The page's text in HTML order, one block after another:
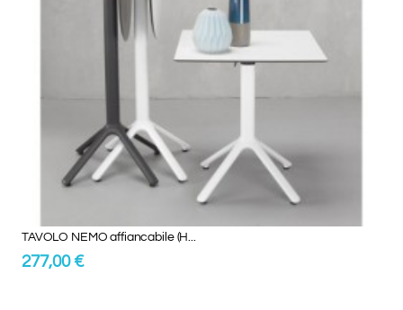
TAVOLO NEMO affiancabile (H...
277,00 €